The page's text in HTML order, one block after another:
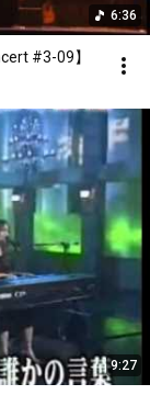
6:36
#3-09】
9:27